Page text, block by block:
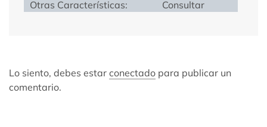
Otras Características:
Consultar
Lo siento, debes estar conectado para publicar un
comentario.